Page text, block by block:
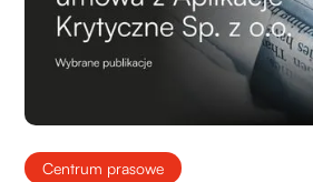
Centrum prasowe